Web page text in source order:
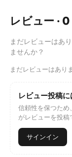
レビュー · 0
まだレビューはあ
ませんか？
まだレビューはあり
レビュー投稿
信頼性を保つた
がレビューを投稿
サインイン